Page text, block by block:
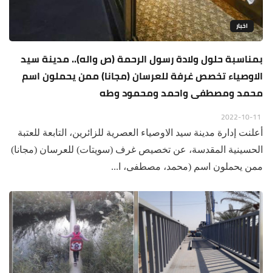
اخبار
بمناسبة حلول ولادة رسول الرحمة (ص واله).. مدينة سيد
الاوصياء تخصص غرفة للعرسان (مجانا) ممن يحملون اسم
محمد ومصطفى واحمد ومحمود وطه
أعلنت إدارة مدينة سيد الاوصياء العصرية للزائرين، التابعة للعتبة
الحسينية المقدسة، عن تخصيص غرف (سويتات) للعرسان (مجانا)
ممن يحملون اسم (محمد، مصطفى، ا...